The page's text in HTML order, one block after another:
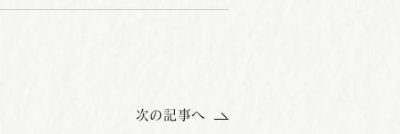
次の記事へ